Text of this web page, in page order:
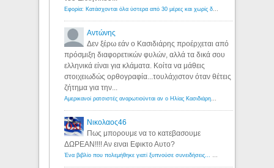
Εφορία: Κατάσχονται όλα ύστερα από 30 μέρες και χωρίς δικαστικές αποφάσεις - Λόγιος Ερμής
Αντώνης
Δεν ξέρω εάν ο Κασιδιάρης προέρχεται από
πρόσμιξη διαφορετικών φυλών, αλλά τα δικά σου
ελληνικά είναι για κλάματα. Κοίτα να μάθεις
στοιχειωδώς ορθογραφία...τουλάχιστον όταν θέτεις
ζήτημα για την...
Αμερικανοί ρατσιστές αναρωτιούνται αν ο Ηλίας Κασιδιάρης ανήκει στη λευκή φυλή... - Λόγιος Ερμής
Νικολαος46
Πως μπορουμε να το κατεβασουμε
ΔΩΡΕΑΝ!!!! Αν ειναι Εφικτο Αυτο?
Ένα βιβλίο που πολεμήθηκε γιατί ξυπνούσε συνειδήσεις... - Λόγιος Ερμής | Η γνώση ξεκινάει με την αναζήτηση...